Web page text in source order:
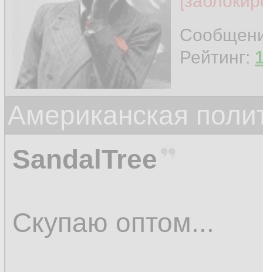
Рейтинг:
Американская
SandalTree
Скупаю оптом...